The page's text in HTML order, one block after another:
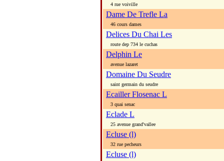
4 rue voiville
Dame De Trefle La
46 cours dames
Delices Du Chai Les
route dep 734 le cuchas
Delphin Le
avenue lazaret
Domaine Du Seudre
saint germain du seudre
Ecailler Flosenac L
3 quai senac
Eclade L
25 avenue grand'vallee
Ecluse (l)
32 rue pecheurs
Ecluse (l)